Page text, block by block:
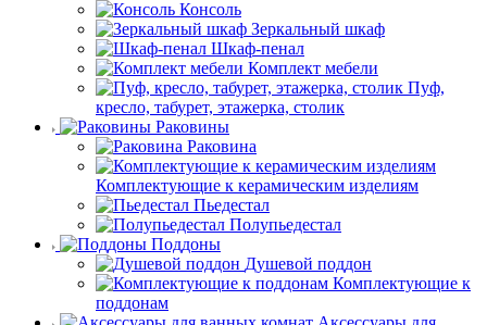
Консоль
Зеркальный шкаф
Шкаф-пенал
Комплект мебели
Пуф,
кресло, табурет, этажерка, столик
Раковины
Раковина
Комплектующие к керамическим изделиям
Пьедестал
Полупьедестал
Поддоны
Душевой поддон
Комплектующие к
поддонам